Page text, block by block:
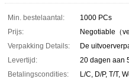
Min. bestelaantal:
1000 PCs
Prijs:
Negotiable（
Verpakking Details:
De
Levertijd:
20 dagen aan
Betalingscondities:
L/C, D/P, T/T,